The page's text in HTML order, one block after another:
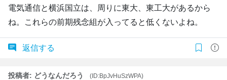
電気通信と横浜国立は、周りに東大、東工大があるから
ね。これらの前期残念組が入ってると低くないよね。
返信する
投稿者: どうなんだろう
(ID:BpJvHuSzWPA)